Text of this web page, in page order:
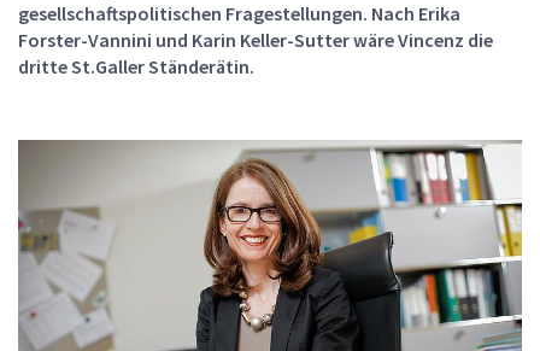
gesellschaftspolitischen Fragestellungen. Nach Erika
Forster-Vannini und Karin Keller-Sutter wäre Vincenz die
dritte St.Galler Ständerätin.